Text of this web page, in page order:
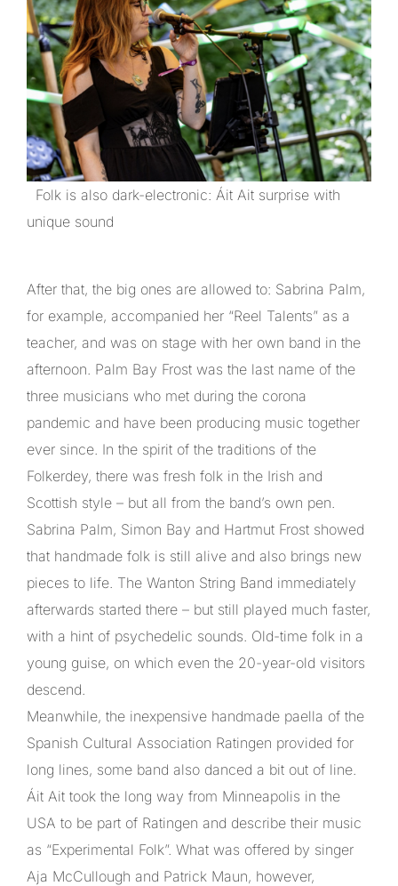
Folk is also dark-electronic: Áit Ait surprise with
unique sound
After that, the big ones are allowed to: Sabrina Palm,
for example, accompanied her “Reel Talents” as a
teacher, and was on stage with her own band in the
afternoon. Palm Bay Frost was the last name of the
three musicians who met during the corona
pandemic and have been producing music together
ever since. In the spirit of the traditions of the
Folkerdey, there was fresh folk in the Irish and
Scottish style – but all from the band’s own pen.
Sabrina Palm, Simon Bay and Hartmut Frost showed
that handmade folk is still alive and also brings new
pieces to life. The Wanton String Band immediately
afterwards started there – but still played much faster,
with a hint of psychedelic sounds. Old-time folk in a
young guise, on which even the 20-year-old visitors
descend.
Meanwhile, the inexpensive handmade paella of the
Spanish Cultural Association Ratingen provided for
long lines, some band also danced a bit out of line.
Áit Ait took the long way from Minneapolis in the
USA to be part of Ratingen and describe their music
as “Experimental Folk”. What was offered by singer
Aja McCullough and Patrick Maun, however,